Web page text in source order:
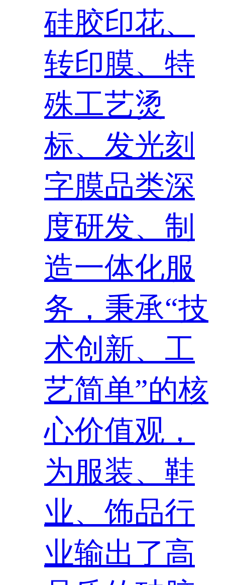
硅胶印花、
转印膜、特
殊工艺烫
标、发光刻
字膜品类深
度研发、制
造一体化服
务，秉承“技
术创新、工
艺简单”的核
心价值观，
为服装、鞋
业、饰品行
业输出了高